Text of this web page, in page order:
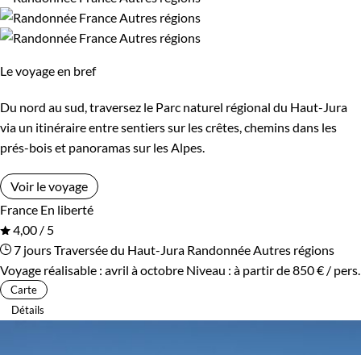
Le voyage en bref
Du nord au sud, traversez le Parc naturel régional du Haut-Jura
via un itinéraire entre sentiers sur les crêtes, chemins dans les
prés-bois et panoramas sur les Alpes.
Voir le voyage
France En liberté
4,00 / 5
7 joursTraversée du Haut-Jura Randonnée Autres régions
Voyage réalisable : avril à octobre Niveau : à partir de850 € / pers.
Carte
Détails